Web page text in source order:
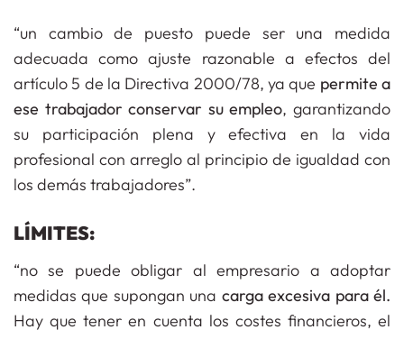
“un cambio de puesto puede ser una medida
adecuada como ajuste razonable a efectos del
artículo 5 de la Directiva 2000/78, ya que permite a
ese trabajador conservar su empleo, garantizando
su participación plena y efectiva en la vida
profesional con arreglo al principio de igualdad con
los demás trabajadores”.
LÍMITES:
“no se puede obligar al empresario a adoptar
medidas que supongan una carga excesiva para él.
Hay que tener en cuenta los costes financieros, el